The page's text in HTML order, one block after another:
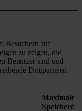
Besuchern auf
zu zeigen, die
Benutzer sind und
Drittparteien
Maximale